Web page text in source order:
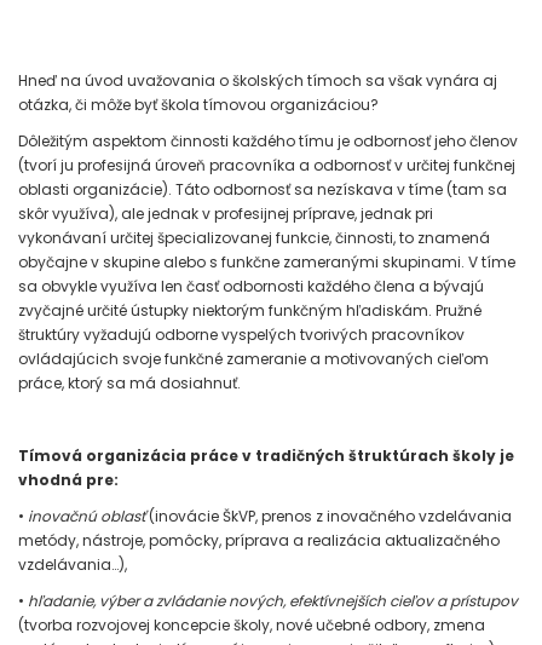
Hneď na úvod uvažovania o školských tímoch sa však vynára aj
otázka, či môže byť škola tímovou organizáciou?
Dôležitým aspektom činnosti každého tímu je odbornosť jeho členov
(tvorí ju profesijná úroveň pracovníka a odbornosť v určitej funkčnej
oblasti organizácie). Táto odbornosť sa nezískava v tíme (tam sa
skôr využíva), ale jednak v profesijnej príprave, jednak pri
vykonávaní určitej špecializovanej funkcie, činnosti, to znamená
obyčajne v skupine alebo s funkčne zameranými skupinami. V tíme
sa obvykle využíva len časť odbornosti každého člena a bývajú
zvyčajné určité ústupky niektorým funkčným hľadiskám. Pružné
štruktúry vyžadujú odborne vyspelých tvorivých pracovníkov
ovládajúcich svoje funkčné zameranie a motivovaných cieľom
práce, ktorý sa má dosiahnuť.
Tímová organizácia práce v tradičných štruktúrach školy je
vhodná pre:
• inovačnú oblasť(inovácie ŠkVP, prenos z inovačného vzdelávania
metódy, nástroje, pomôcky, príprava a realizácia aktualizačného
vzdelávania…),
• hľadanie, výber a zvládanie nových, efektívnejších cieľov a prístupov
(tvorba rozvojovej koncepcie školy, nové učebné odbory, zmena